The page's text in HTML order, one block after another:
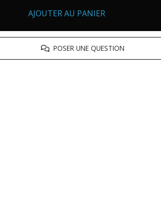
AJOUTER AU PANIER
POSER UNE QUESTION